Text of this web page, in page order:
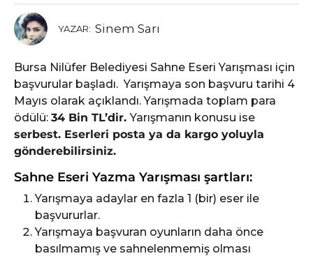
y
ı
ö
n
c
e
YAZAR: Sinem Sarı
Bursa Nilüfer Belediyesi Sahne Eseri Yarışması için
başvurular başladı. Yarışmaya son başvuru tarihi 4
Mayıs olarak açıklandı. Yarışmada toplam para
ödülü: 34 Bin TL’dir.Yarışmanın konusu ise
serbest. Eserleri posta ya da kargo yoluyla
gönderebilirsiniz.
Sahne Eseri Yazma Yarışması şartları:
Yarışmaya adaylar en fazla 1 (bir) eser ile
başvururlar.
Yarışmaya başvuran oyunların daha önce
basılmamış ve sahnelenmemiş olması